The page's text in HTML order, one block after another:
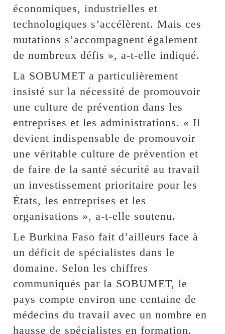
économiques, industrielles et
technologiques s’accélèrent. Mais ces
mutations s’accompagnent également
de nombreux défis », a-t-elle indiqué.
La SOBUMET a particulièrement
insisté sur la nécessité de promouvoir
une culture de prévention dans les
entreprises et les administrations. « Il
devient indispensable de promouvoir
une véritable culture de prévention et
de faire de la santé sécurité au travail
un investissement prioritaire pour les
États, les entreprises et les
organisations », a-t-elle soutenu.
Le Burkina Faso fait d’ailleurs face à
un déficit de spécialistes dans le
domaine. Selon les chiffres
communiqués par la SOBUMET, le
pays compte environ une centaine de
médecins du travail avec un nombre en
hausse de spécialistes en formation.